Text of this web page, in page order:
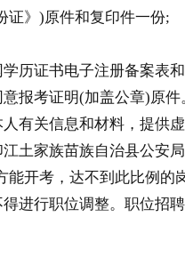
》)原件和复印件一份;
证书电子注册备案表和
考证明(加盖公章)原件
关信息和材料，提供
土家族苗族自治县公安
考，达不到此比例的
行职位调整。职位招聘